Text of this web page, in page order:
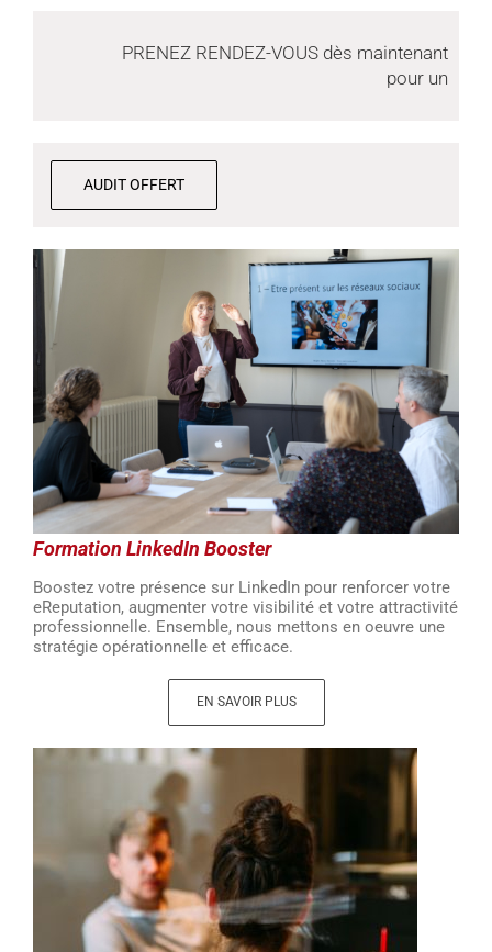
PRENEZ RENDEZ-VOUS dès maintenant
pour un
AUDIT OFFERT
Formation LinkedIn Booster
Boostez votre présence sur LinkedIn pour renforcer votre
eReputation, augmenter votre visibilité et votre attractivité
professionnelle. Ensemble, nous mettons en oeuvre une
stratégie opérationnelle et efficace.
EN SAVOIR PLUS